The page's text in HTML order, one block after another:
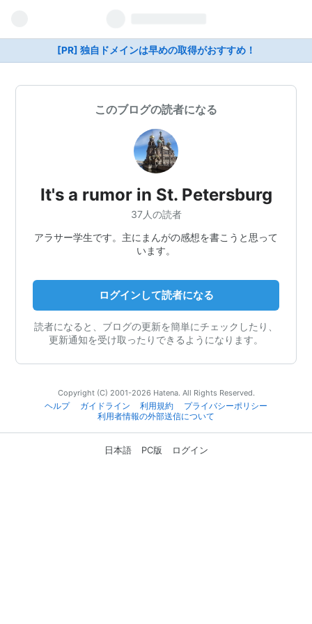
[PR] 独自ドメインは早めの取得がおすすめ！
このブログの読者になる
It's a rumor in St. Petersburg
37人の読者
アラサー学生です。主にまんがの感想を書こうと思って
います。
ログインして読者になる
読者になると、ブログの更新を簡単にチェックしたり、
更新通知を受け取ったりできるようになります。
Copyright (C) 2001-2026 Hatena. All Rights Reserved.
ヘルプ
ガイドライン 利用規約
プライバシーポリシー
利用者情報の外部送信について
日本語 PC版 ログイン